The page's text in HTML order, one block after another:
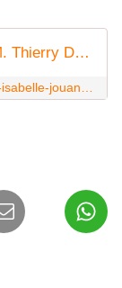
Saint-Cyprien/ Isabelle Jouandet : " M. Thierry Del Poso aura-t-il la décence et le courage d'assumer sa responsabilité individuelle sans tenter de partager la faute avec ses amis de la majorité et la commune toute entière ? "